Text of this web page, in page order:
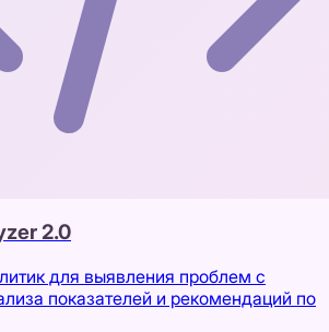
2.0
для выявления проблем с
показателей и рекомендаций по